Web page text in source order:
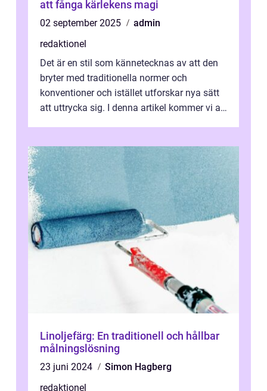
att fånga kärlekens magi
02 september 2025
admin
redaktionel
Det är en stil som kännetecknas av att den
bryter med traditionella normer och
konventioner och istället utforskar nya sätt
att uttrycka sig. I denna artikel kommer vi att
Linoljefärg: En traditionell och hållbar
målningslösning
23 juni 2024
Simon Hagberg
redaktionel